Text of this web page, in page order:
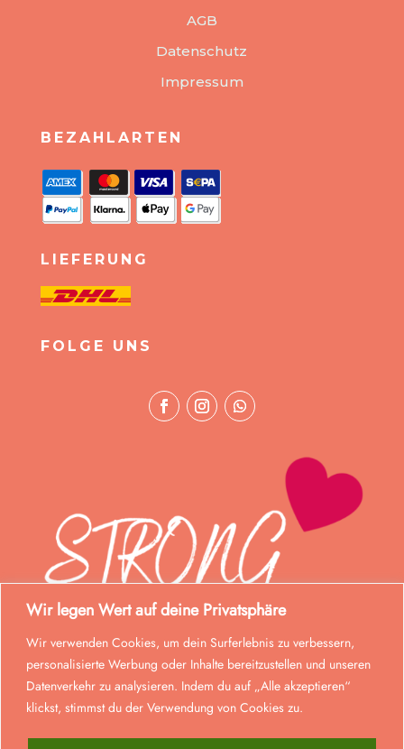
Wir legen Wert auf deine Privatsphäre
Wir verwenden Cookies, um dein Surferlebnis zu verbessern,
personalisierte Werbung oder Inhalte bereitzustellen und unseren
Datenverkehr zu analysieren. Indem du auf „Alle akzeptieren“
klickst, stimmst du der Verwendung von Cookies zu.
AGB
Datenschutz
Impressum
BEZAHLARTEN
LIEFERUNG
FOLGE UNS